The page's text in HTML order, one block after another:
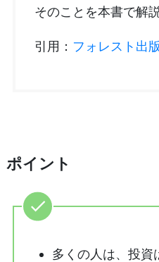
そのことを本書で解
引用： フォレスト出版
ポイント
多くの人は、投資